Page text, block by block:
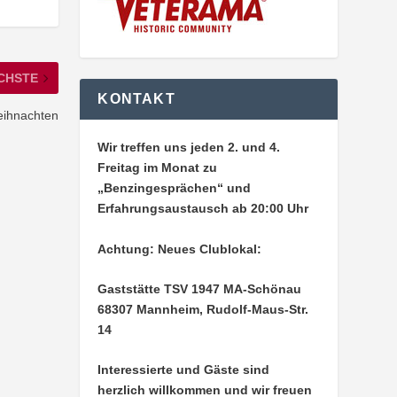
KONTAKT
Wir treffen uns jeden 2. und 4.
Freitag im Monat zu
„Benzingesprächen“ und
Erfahrungsaustausch ab 20:00 Uhr
Achtung: Neues Clublokal:
Gaststätte TSV 1947 MA-Schönau
68307 Mannheim, Rudolf-Maus-Str.
14
Interessierte und Gäste sind
herzlich willkommen und wir freuen